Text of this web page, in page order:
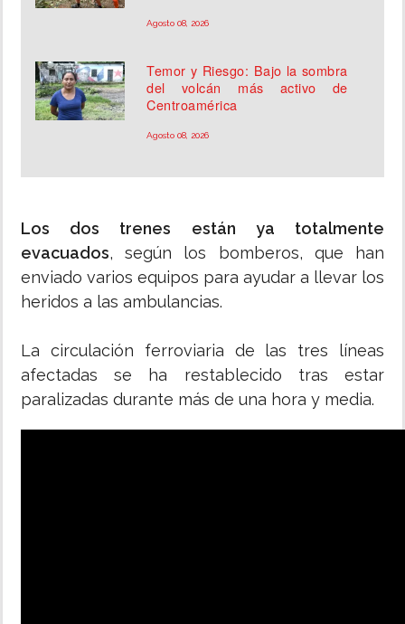
Agosto 08, 2026
Temor y Riesgo: Bajo la sombra
del volcán más activo de
Centroamérica
Agosto 08, 2026
Los dos trenes están ya totalmente
evacuados, según los bomberos, que han
enviado varios equipos para ayudar a llevar los
heridos a las ambulancias.
La circulación ferroviaria de las tres líneas
afectadas se ha restablecido tras estar
paralizadas durante más de una hora y media.